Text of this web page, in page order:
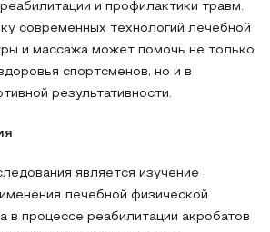
и профилактики травм.
современных технологий лечебной
и массажа может помочь не только
спортсменов, но и в
результативности.
является изучение
лечебной физической
в процессе реабилитации акробатов